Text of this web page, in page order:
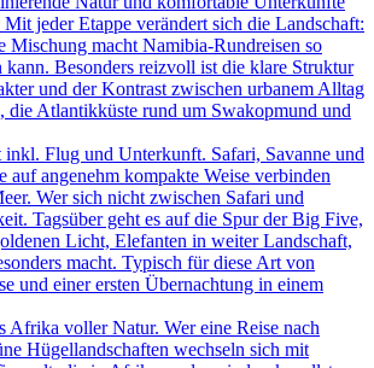
jeder Etappe verändert sich die Landschaft:
Mischung macht Namibia-Rundreisen so
Besonders reizvoll ist die klare Struktur
und der Kontrast zwischen urbanem Alltag
die Atlantikküste rund um Swakopmund und
Flug und Unterkunft. Safari, Savanne und
auf angenehm kompakte Weise verbinden
Wer sich nicht zwischen Safari und
Tagsüber geht es auf die Spur der Big Five,
Licht, Elefanten in weiter Landschaft,
macht. Typisch für diese Art von
und einer ersten Übernachtung in einem
Afrika voller Natur. Wer eine Reise nach
Hügellandschaften wechseln sich mit